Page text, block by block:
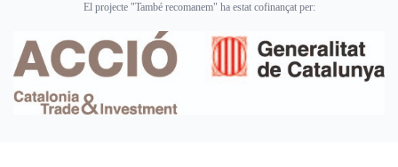
El projecte "També recomanem" ha estat cofinançat per: